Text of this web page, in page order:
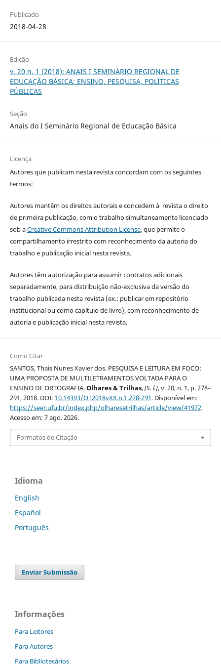
Publicado
2018-04-28
Edição
v. 20 n. 1 (2018): ANAIS I SEMINÁRIO REGIONAL DE
EDUCAÇÃO BÁSICA: ENSINO, PESQUISA, POLÍTICAS
PÚBLICAS
Seção
Anais do I Seminário Regional de Educação Básica
Licença
Autores que publicam nesta revista concordam com os seguintes
termos:
Autores mantêm os direitos autorais e concedem à revista o direito
de primeira publicação, com o trabalho simultaneamente licenciado
sob aCreative Commons Attribution License, que permite o
compartilhamento irrestrito com reconhecimento da autoria do
trabalho e publicação inicial nesta revista.
Autores têm autorização para assumir contratos adicionais
separadamente, para distribuição não-exclusiva da versão do
trabalho publicada nesta revista (ex.: publicar em repositório
institucional ou como capítulo de livro), com reconhecimento de
autoria e publicação inicial nesta revista.
Como Citar
SANTOS, Thais Nunes Xavier dos. PESQUISA E LEITURA EM FOCO:
UMA PROPOSTA DE MULTILETRAMENTOS VOLTADA PARA O
ENSINO DE ORTOGRAFIA.Olhares & Trilhas,[S. l.], v. 20, n. 1, p. 278–
291, 2018. DOI: 10.14393/OT2018vXX.n.1.278-291. Disponível em:
https://seer.ufu.br/index.php/olharesetrilhas/article/view/41972.
Acesso em: 7 ago. 2026.
Formatos de Citação
Idioma
English
Español
Português
Enviar Submissão
Informações
Para Leitores
Para Autores
Para Bibliotecários